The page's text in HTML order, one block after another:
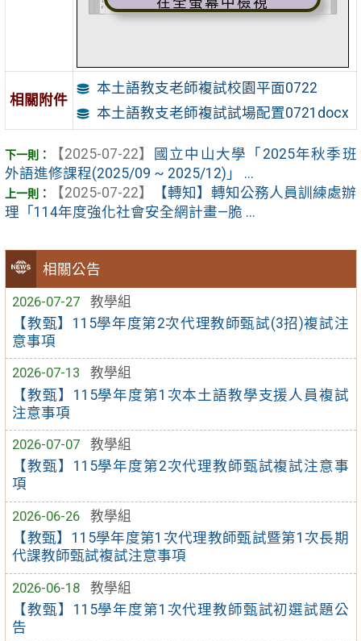
相關公告
2026-07-27
教學組
【教甄】115學年度第2次代理教師甄試(3招)複試注
意事項
2026-07-13
教學組
【教甄】115學年度第1次本土語教學支援人員複試
注意事項
2026-07-07
教學組
【教甄】115學年度第2次代理教師甄試複試注意事
項
2026-06-26
教學組
【教甄】115學年度第1次代理教師甄試暨第1次長期
代課教師甄試複試注意事項
2026-06-18
教學組
【教甄】115學年度第1次代理教師甄試初選試題公
告
相關附件
本土語教支老師複試校園平面0722
本土語教支老師複試試場配置0721docx
【2025-07-22】
國立中山大學「2025年秋季班
外語進修課程(2025/09 ~ 2025/12)」 ...
【2025-07-22】
【轉知】轉知公務人員訓練處辦
理「114年度強化社會安全網計畫—脆 ...